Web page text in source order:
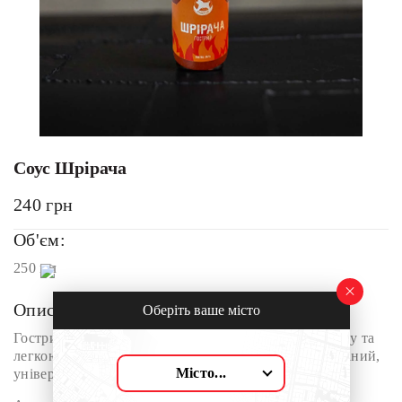
Соус Шрірача
240 грн
Об'єм:
250 мл
Опис:
Гострий соус із перцю чілі з ароматом сухого часнику та
легкою кислинкою яблучного оцту. Смак збалансований,
універсальний — ідеальний до м’яса та закусок.
Оберіть ваше місто
Місто...